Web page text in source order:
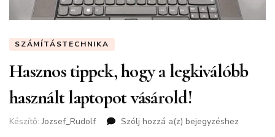
SZÁMÍTÁSTECHNIKA
Hasznos tippek, hogy a legkiválóbb
használt laptopot vásárold!
Készítő:Jozsef_Rudolf Szólj hozzá a(z) Hasznos
bejegyzéshez